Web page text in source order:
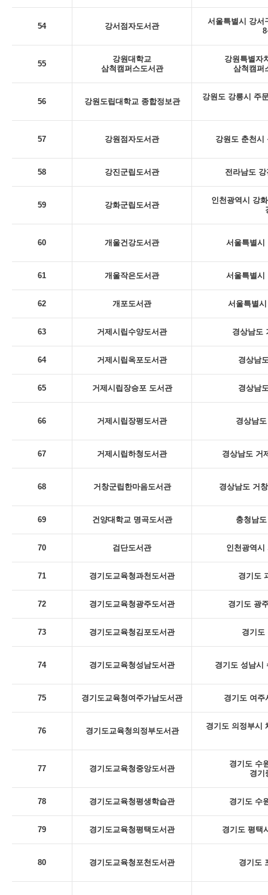
54 강서점자도서관
서울특별시 강서
55
강원대학교
삼척캠퍼스도서관
강원특별자
삼척캠퍼
56 강원도립대학교 종합정보관
강원도 강릉시 주
57 강원점자도서관 강원도 춘천시
58 강진군립도서관 전라남도
59 강화군립도서관
인천광역시 강
60 개울건강도서관 서울특별시
61 개울작은도서관 서울특별시
62 개포도서관 서울특별
63 거제시립수양도서관 경상남도
64 거제시립옥포도서관 경상남
65 거제시립장승포 도서관 경상남
66 거제시립장평도서관 경상남
67 거제시립하청도서관 경상남도 거
68 거창군립한마음도서관 경상남도 거
69 건양대학교 명곡도서관 충청남
70 검단도서관 인천광역시
71 경기도교육청과천도서관 경기도
72 경기도교육청광주도서관 경기도 광
73 경기도교육청김포도서관 경기도
74 경기도교육청성남도서관 경기도 성남시
75 경기도교육청여주가남도서관 경기도 여주
76 경기도교육청의정부도서관
경기도 의정부시
77 경기도교육청중앙도서관
경기도 수
경기
78 경기도교육청평생학습관 경기도 수
79 경기도교육청평택도서관 경기도 평택
80 경기도교육청포천도서관 경기도